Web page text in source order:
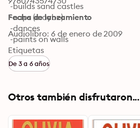
-builds sand castles
-naps (maybe)
-dances
-paints on walls
-and—whew!—
...finally goes to sleep at last.
Fecha de lanzamiento
Audiolibro: 6 de enero de 2009
Etiquetas
De 3 a 6 años
Otros también disfrutaron...